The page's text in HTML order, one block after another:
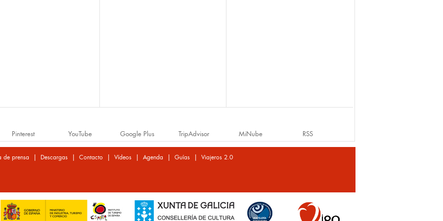
Pinterest YouTube Google Plus TripAdvisor MiNube RSS
de prensa | Descargas| Contacto| Vídeos| Agenda | Guías| Viajeros 2.0